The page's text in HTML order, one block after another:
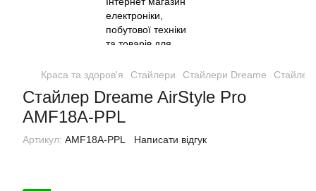
Краса та здоров'я Стайлери Стайлери Dreame Стайлер
Стайлер Dreame AirStyle Pro
AMF18A-PPL
Артикул: AMF18A-PPL Написати відгук